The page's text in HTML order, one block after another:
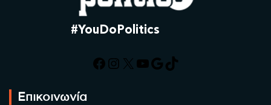
#YouDoPolitics
Facebook
Instagram
X YouTube
Google
TikTok
Επικοινωνία